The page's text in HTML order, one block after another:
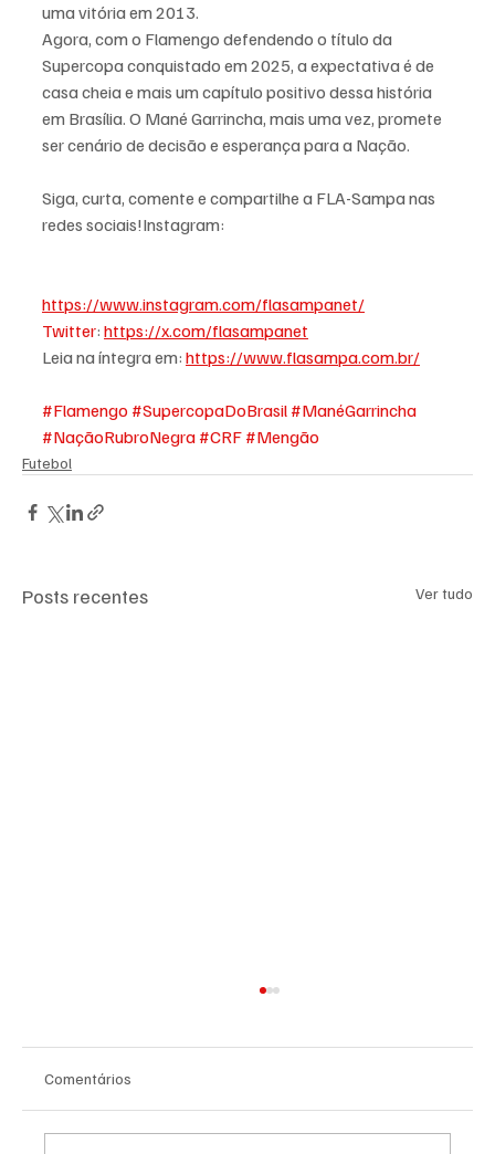
uma vitória em 2013.
Agora, com o Flamengo defendendo o título da
Supercopa conquistado em 2025, a expectativa é de
casa cheia e mais um capítulo positivo dessa história
em Brasília. O Mané Garrincha, mais uma vez, promete
ser cenário de decisão e esperança para a Nação.
Siga, curta, comente e compartilhe a FLA-Sampa nas
redes sociais!Instagram:
https://www.instagram.com/flasampanet/
Twitter: https://x.com/flasampanet
Leia na íntegra em: https://www.flasampa.com.br/
#Flamengo #SupercopaDoBrasil #ManéGarrincha
#NaçãoRubroNegra #CRF #Mengão
Futebol
Posts recentes Ver tudo
Comentários